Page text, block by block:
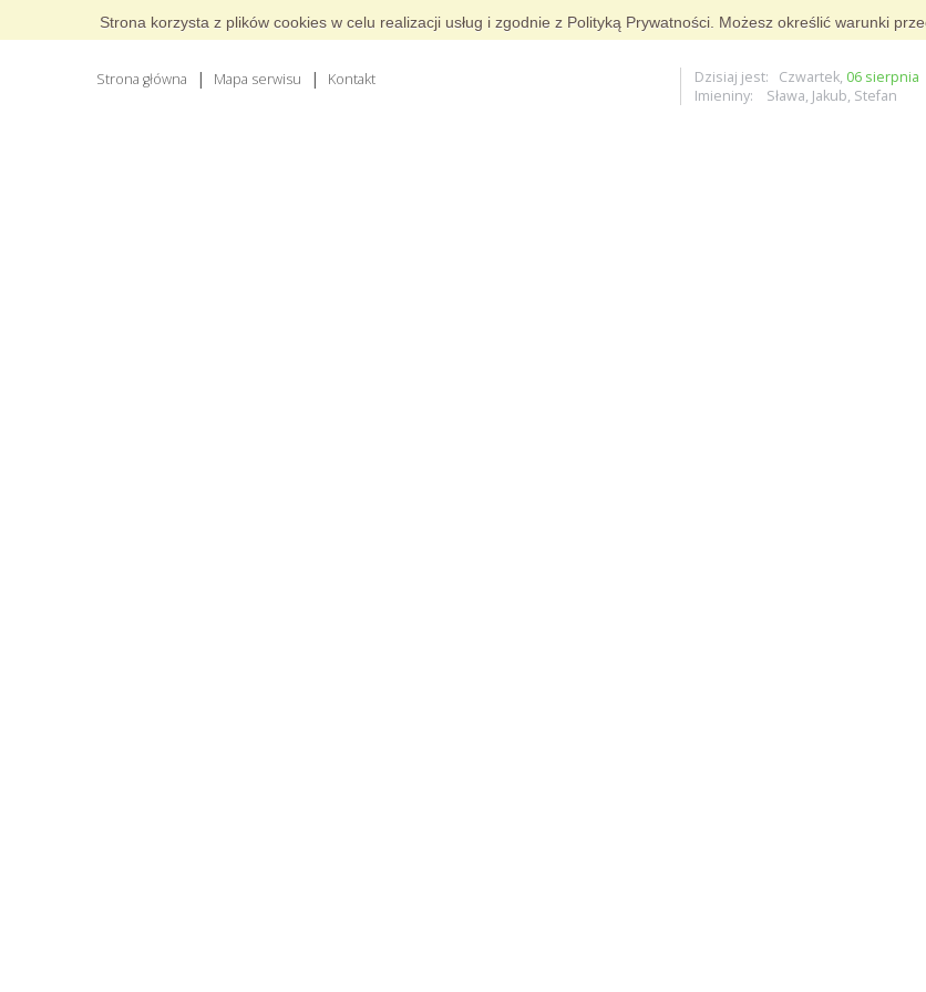
Strona korzysta z plików cookies w celu realizacji usług i zgodnie z Polityką Prywatności. Możesz określić warunki
Strona główna Mapa serwisu Kontakt Dzisiaj jest: Czwartek, 06 sierpnia
Imieniny: Sława, Jakub, Stefan